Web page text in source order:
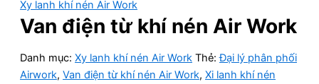
Xy lanh khí nén Air Work
Van điện từ khí nén Air Work
Danh mục: Xy lanh khí nén Air Work Thẻ:Đại lý phân phối
Airwork, Van điện từ khí nén Air Work, Xi lanh khí nén